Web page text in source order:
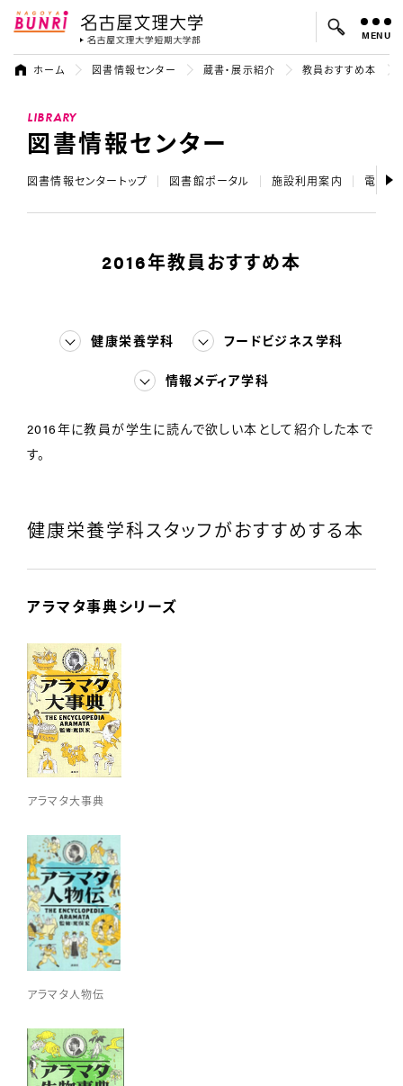
名古屋文理大学 名古屋文理大
よく検索されているキーワード：
MENU
ホーム 図書情報センター 蔵書・展示紹介 教員おすすめ本
LIBRARY
図書情報センター
図書情報センタートップ 図書館ポータル 施設利用案内 電子リ
2016年教員おすすめ本
健康栄養学科 フードビジネス学科
情報メディア学科
2016年に教員が学生に読んで欲しい本として紹介した本で
す。
健康栄養学科スタッフがおすすめする本
アラマタ事典シリーズ
アラマタ大事典
アラマタ人物伝